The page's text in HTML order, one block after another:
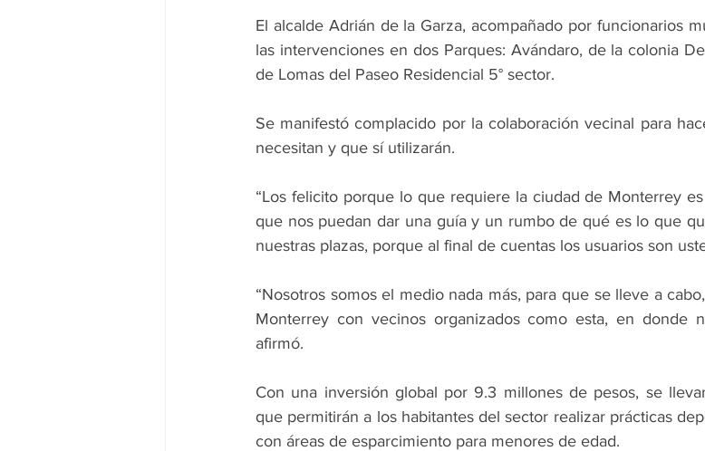
El alcalde Adrián de la Garza, acompañado por funcionarios
las intervenciones en dos Parques: Avándaro, de la colonia
de Lomas del Paseo Residencial 5° sector.
Se manifestó complacido por la colaboración vecinal para
necesitan y que sí utilizarán.
“Los felicito porque lo que requiere la ciudad de Monterrey
que nos puedan dar una guía y un rumbo de qué es lo que
nuestras plazas, porque al final de cuentas los usuarios son
“Nosotros somos el medio nada más, para que se lleve a
Monterrey con vecinos organizados como esta, en donde
afirmó.
Con una inversión global por 9.3 millones de pesos, se
que permitirán a los habitantes del sector realizar prácticas
con áreas de esparcimiento para menores de edad.